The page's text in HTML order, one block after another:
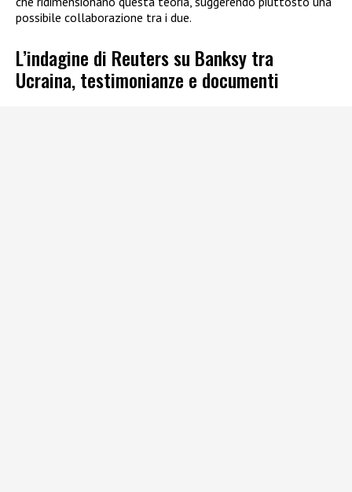
possibile collaborazione tra i due.
L’indagine di Reuters su Banksy tra
Ucraina, testimonianze e documenti